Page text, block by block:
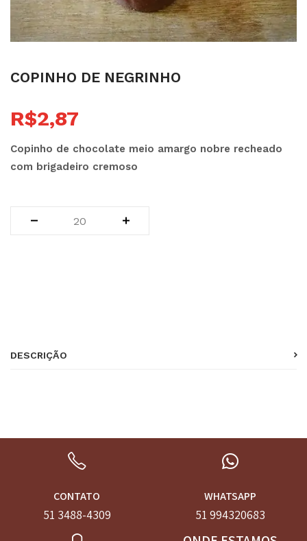
copinho de negrinho
R$2,87
Copinho de chocolate meio amargo nobre recheado
com brigadeiro cremoso
DESCRIÇÃO
CONTATO
51 3488-4309
WHATSAPP
51 994320683